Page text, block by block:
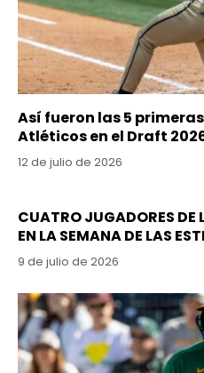
Así fueron las 5
Atléticos en el Draft
12 de julio de 2026
CUATRO JUGADORES DE
EN LA SEMANA DE LAS
9 de julio de 2026